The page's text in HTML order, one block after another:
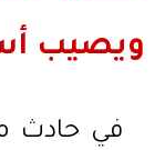
ويصيب
في حادث